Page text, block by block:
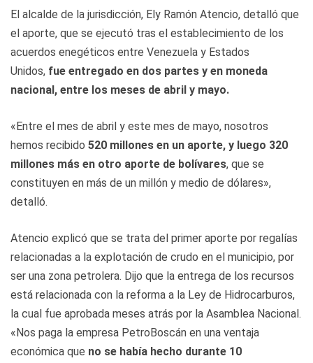
El alcalde de la jurisdicción, Ely Ramón Atencio, detalló que
el aporte, que se ejecutó tras el establecimiento de los
acuerdos enegéticos entre Venezuela y Estados
Unidos, fue entregado en dos partes y en moneda
nacional, entre los meses de abril y mayo.
«Entre el mes de abril y este mes de mayo, nosotros
hemos recibido 520 millones en un aporte, y luego 320
millones más en otro aporte de bolívares, que se
constituyen en más de un millón y medio de dólares»,
detalló.
Atencio explicó que se trata del primer aporte por regalías
relacionadas a la explotación de crudo en el municipio, por
ser una zona petrolera. Dijo que la entrega de los recursos
está relacionada con la reforma a la Ley de Hidrocarburos,
la cual fue aprobada meses atrás por la Asamblea Nacional.
«Nos paga la empresa PetroBoscán en una ventaja
económica que no se había hecho durante 10